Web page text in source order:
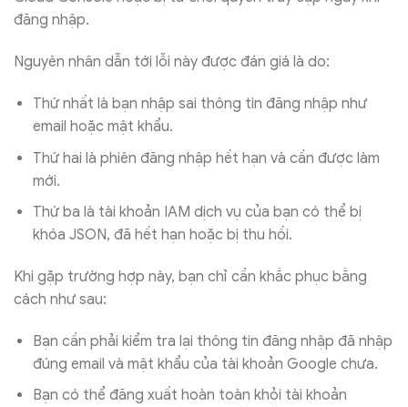
đăng nhập.
Nguyên nhân dẫn tới lỗi này được đán giá là do:
Thứ nhất là bạn nhập sai thông tin đăng nhập như
email hoặc mật khẩu.
Thứ hai là phiên đăng nhập hết hạn và cần được làm
mới.
Thứ ba là tài khoản IAM dịch vụ của bạn có thể bị
khóa JSON, đã hết hạn hoặc bị thu hồi.
Khi gặp trường hợp này, bạn chỉ cần khắc phục bằng
cách như sau:
Bạn cần phải kiểm tra lại thông tin đăng nhập đã nhập
đúng email và mật khẩu của tài khoản Google chưa.
Bạn có thể đăng xuất hoàn toàn khỏi tài khoản